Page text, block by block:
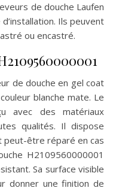
de douche Laufen
Ils peuvent
ou encastré.
de douche en gel coat
blanche mate. Le
avec des matériaux
qualités. Il dispose
peut-être réparé en cas
H2109560000001
Sa surface visible
donner une finition de